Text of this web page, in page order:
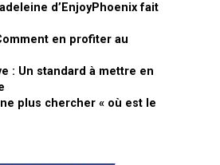
d’EnjoyPhoenix fait
en profiter au
: Un standard à mettre en
plus chercher « où est le